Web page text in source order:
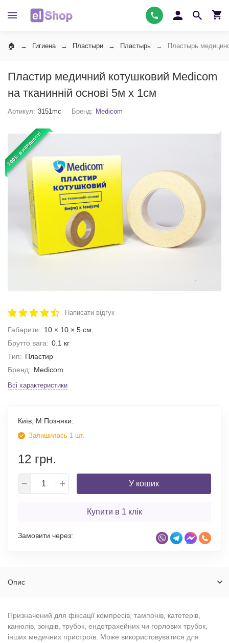
Гигиена Пластыри Пластырь Пластырь
Пластир медичний котушковий Medicom
на тканинній основі 5м x 1см
Артикул: 3151mc Бренд: Medicom
100% в наявності
Написати відгук
Габарити: 10 × 10 × 5 см
Брутто вага: 0.1 кг
Тип: Пластир
Бренд: Medicom
Всі характеристики
Київ, М Позняки:
Залишилась 1 шт.
12 грн.
У кошик
Купити в 1 клік
Замовити через:
Опис
Призначений для фіксації компресів, тампонів, катетерів,
канюлів, зондів, трубок, ендотрахейних чи горлових трубок,
інших медичних пристроїв. Може використовуватися для